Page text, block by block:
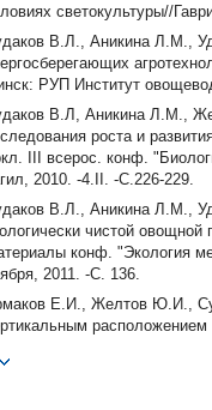
светокультуры//
В.Л., Аникина Л.М.,
РУП Институт
В.Л, Аникина Л.М.,
роста и
III всерос. конф.
2010. -4.II. -С.226-229.
В.Л., Аникина Л.М.,
чистой овощной
конф. "Экология
2011. -С. 136.
Е.И., Желтов Ю.И.,
Е.И., Желтов Ю.И.,
расположением